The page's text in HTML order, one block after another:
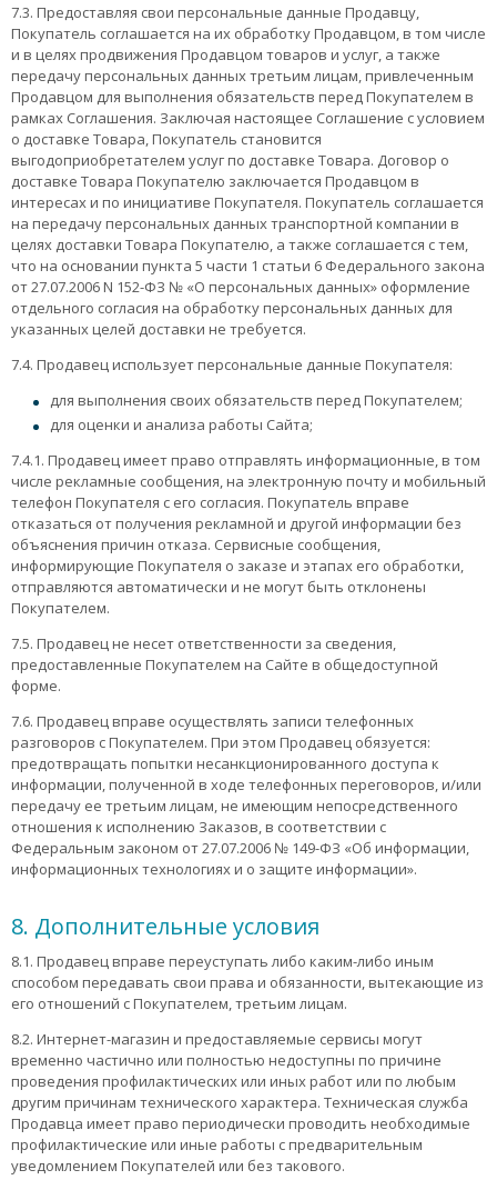
7.3. Предоставляя свои персональные данные Продавцу,
Покупатель соглашается на их обработку Продавцом, в том числе
и в целях продвижения Продавцом товаров и услуг, а также
передачу персональных данных третьим лицам, привлеченным
Продавцом для выполнения обязательств перед Покупателем в
рамках Соглашения. Заключая настоящее Соглашение с условием
о доставке Товара, Покупатель становится
выгодоприобретателем услуг по доставке Товара. Договор о
доставке Товара Покупателю заключается Продавцом в
интересах и по инициативе Покупателя. Покупатель соглашается
на передачу персональных данных транспортной компании в
целях доставки Товара Покупателю, а также соглашается с тем,
что на основании пункта 5 части 1 статьи 6 Федерального закона
от 27.07.2006 N 152-ФЗ № «О персональных данных» оформление
отдельного согласия на обработку персональных данных для
указанных целей доставки не требуется.
7.4. Продавец использует персональные данные Покупателя:
для выполнения своих обязательств перед Покупателем;
для оценки и анализа работы Сайта;
7.4.1. Продавец имеет право отправлять информационные, в том
числе рекламные сообщения, на электронную почту и мобильный
телефон Покупателя с его согласия. Покупатель вправе
отказаться от получения рекламной и другой информации без
объяснения причин отказа. Сервисные сообщения,
информирующие Покупателя о заказе и этапах его обработки,
отправляются автоматически и не могут быть отклонены
Покупателем.
7.5. Продавец не несет ответственности за сведения,
предоставленные Покупателем на Сайте в общедоступной
форме.
7.6. Продавец вправе осуществлять записи телефонных
разговоров с Покупателем. При этом Продавец обязуется:
предотвращать попытки несанкционированного доступа к
информации, полученной в ходе телефонных переговоров, и/или
передачу ее третьим лицам, не имеющим непосредственного
отношения к исполнению Заказов, в соответствии с
Федеральным законом от 27.07.2006 № 149-ФЗ «Об информации,
информационных технологиях и о защите информации».
8. Дополнительные условия
8.1. Продавец вправе переуступать либо каким-либо иным
способом передавать свои права и обязанности, вытекающие из
его отношений с Покупателем, третьим лицам.
8.2. Интернет-магазин и предоставляемые сервисы могут
временно частично или полностью недоступны по причине
проведения профилактических или иных работ или по любым
другим причинам технического характера. Техническая служба
Продавца имеет право периодически проводить необходимые
профилактические или иные работы с предварительным
уведомлением Покупателей или без такового.